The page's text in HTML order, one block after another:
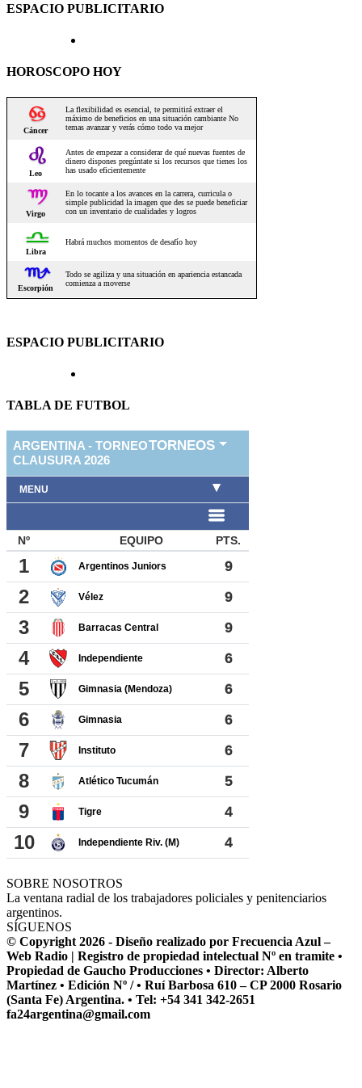
ESPACIO PUBLICITARIO
HOROSCOPO HOY
ESPACIO PUBLICITARIO
TABLA DE FUTBOL
SOBRE NOSOTROS
La ventana radial de los trabajadores policiales y penitenciarios
argentinos.
SÍGUENOS
© Copyright 2026 - Diseño realizado por Frecuencia Azul –
Web Radio | Registro de propiedad intelectual Nº en tramite •
Propiedad de Gaucho Producciones • Director: Alberto
Martínez • Edición Nº / • Ruí Barbosa 610 – CP 2000 Rosario
(Santa Fe) Argentina. • Tel: +54 341 342-2651
fa24argentina@gmail.com